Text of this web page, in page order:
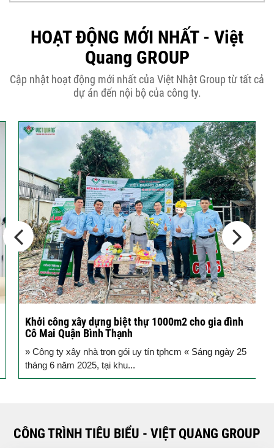
50m2...
Những điều cần biết khi thiết kế nhà
phố 5...
Cập nhật xu thế thiết kế nhà phố 5
tầng...
Các thiết kế nhà phố 2 tầng 110m2
đơn giản,...
HOẠT ĐỘNG MỚI NHẤT - Việt
Quang GROUP
Cập nhật hoạt động mới nhất của Việt Nhật Group từ tất cả
dự án đến nội bộ của công ty.
Khởi công xây dựng biệt thự 1000m2 cho gia đình
Cô Mai Quận Bình Thạnh
» Công ty xây nhà trọn gói uy tín tphcm « Sáng ngày 25
tháng 6 năm 2025, tại khu...
CÔNG TRÌNH TIÊU BIỂU - VIỆT QUANG GROUP